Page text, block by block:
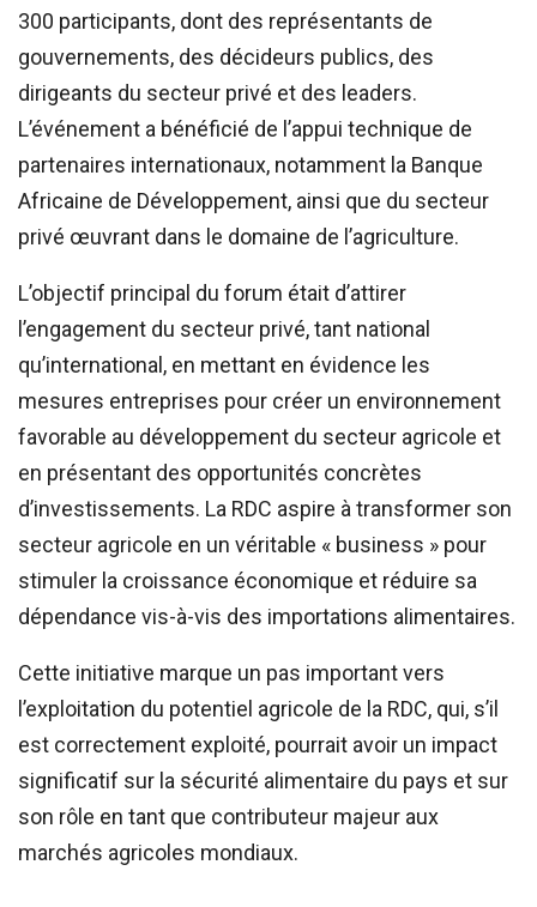
300 participants, dont des représentants de
gouvernements, des décideurs publics, des
dirigeants du secteur privé et des leaders.
L’événement a bénéficié de l’appui technique de
partenaires internationaux, notamment la Banque
Africaine de Développement, ainsi que du secteur
privé œuvrant dans le domaine de l’agriculture.
L’objectif principal du forum était d’attirer
l’engagement du secteur privé, tant national
qu’international, en mettant en évidence les
mesures entreprises pour créer un environnement
favorable au développement du secteur agricole et
en présentant des opportunités concrètes
d’investissements. La RDC aspire à transformer son
secteur agricole en un véritable « business » pour
stimuler la croissance économique et réduire sa
dépendance vis-à-vis des importations alimentaires.
Cette initiative marque un pas important vers
l’exploitation du potentiel agricole de la RDC, qui, s’il
est correctement exploité, pourrait avoir un impact
significatif sur la sécurité alimentaire du pays et sur
son rôle en tant que contributeur majeur aux
marchés agricoles mondiaux.